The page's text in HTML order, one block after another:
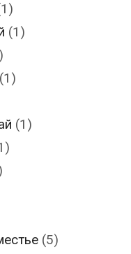
(1)
(1)
(1)
(5)